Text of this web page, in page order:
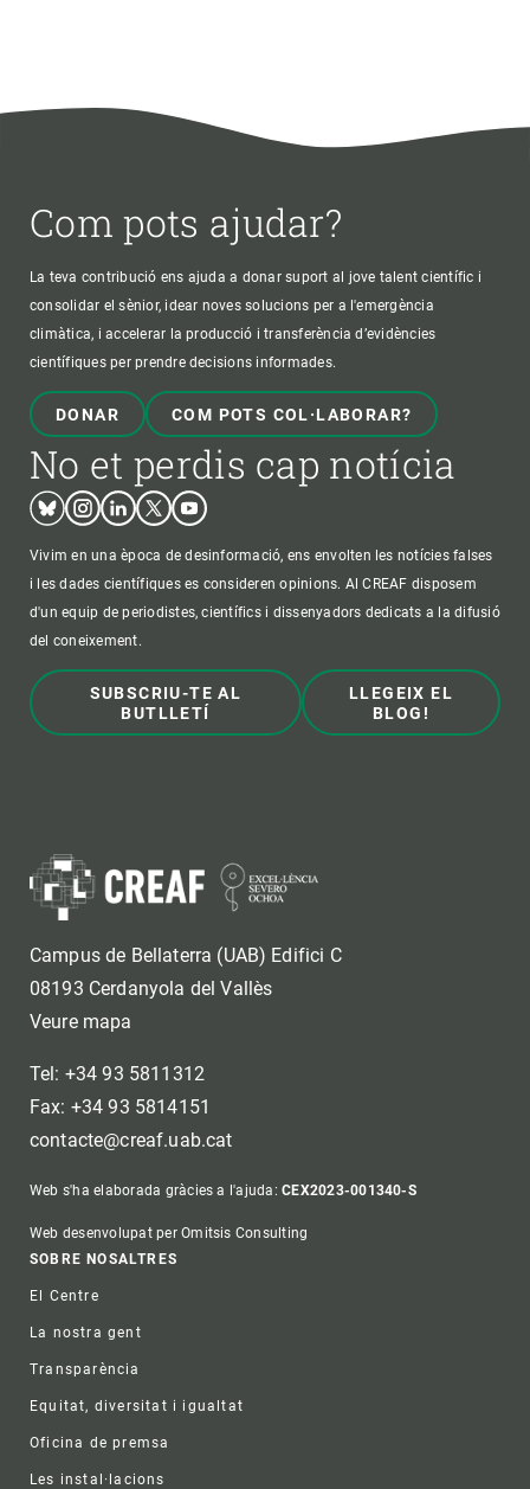
Com pots ajudar?
La teva contribució ens ajuda a donar suport al jove talent científic i
consolidar el sènior, idear noves solucions per a l'emergència
climàtica, i accelerar la producció i transferència d’evidències
científiques per prendre decisions informades.
DONAR COM POTS COL·LABORAR?
No et perdis cap notícia
BlueskyInstagram
LinkedinTwitterYoutube
Vivim en una època de desinformació, ens envolten les notícies falses
i les dades científiques es consideren opinions. Al CREAF disposem
d'un equip de periodistes, científics i dissenyadors dedicats a la difusió
del coneixement.
SUBSCRIU-TE AL
BUTLLETÍ
LLEGEIX EL
BLOG!
Campus de Bellaterra (UAB) Edifici C
08193 Cerdanyola del Vallès
Veure mapa
Tel: +34 93 5811312
Fax: +34 93 5814151
contacte@creaf.uab.cat
Web s'ha elaborada gràcies a l'ajuda:CEX2023-001340-S
Web desenvolupat per Omitsis Consulting
Footer
SOBRE NOSALTRES
El Centre
La nostra gent
Transparència
Equitat, diversitat i igualtat
Oficina de premsa
Les instal·lacions